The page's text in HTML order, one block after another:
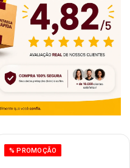
% PROMOÇÃO